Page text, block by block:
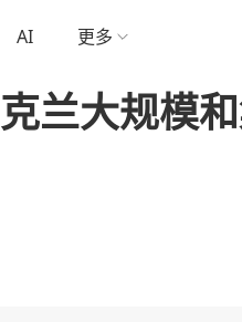
AI 更多
兰大规模